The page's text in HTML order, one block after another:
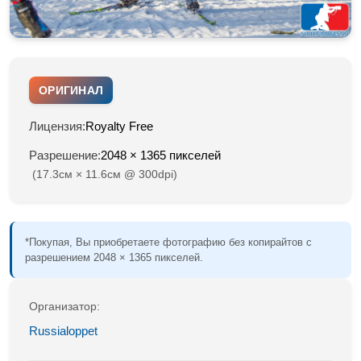
ОРИГИНАЛ
Лицензия:Royalty Free
Разрешение:2048 × 1365 пикселей
(17.3см × 11.6см @ 300dpi)
*Покупая, Вы приобретаете фотографию без копирайтов с
разрешением 2048 × 1365 пикселей.
Организатор:
Russialoppet